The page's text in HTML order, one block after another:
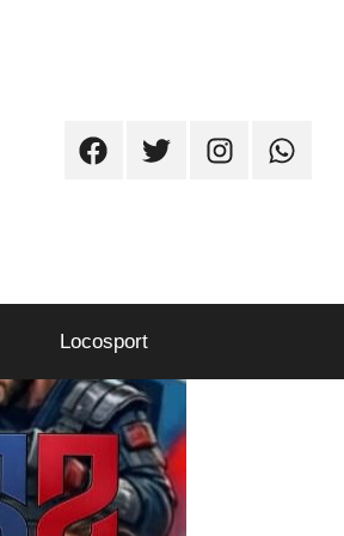
FacebookTwitter Instagram
Locosport